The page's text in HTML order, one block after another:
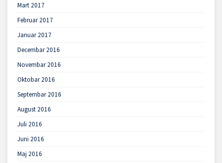
Mart 2017
Februar 2017
Januar 2017
Decembar 2016
Novembar 2016
Oktobar 2016
Septembar 2016
August 2016
Juli 2016
Juni 2016
Maj 2016